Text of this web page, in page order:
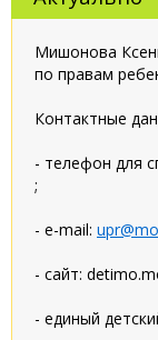
Мишонова
по правам
Контактные
- телефон для
;
- e-mail:
- сайт:
- единый